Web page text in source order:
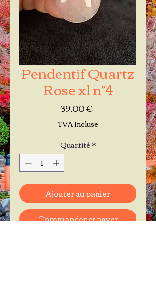
Pendentif Quartz
Rose xl n°4
39,00 €Prix
TVA Incluse
Quantité*
Ajouter au panier
Commander et payer